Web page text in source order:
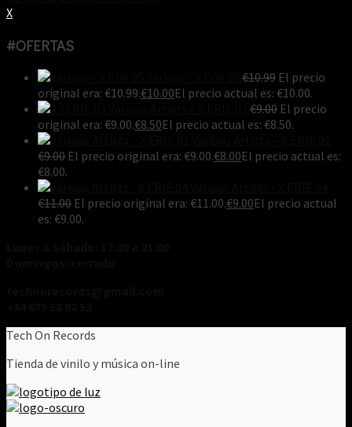
X
#OFERTAS
€10.99 El precio
original era: €10.99.€10.00El precio actual es: €10.00.
€9.00 El precio
original era: €9.00.€8.50El precio actual es: €8.50.
€9.00 El precio original era: €9.00.€8.00El precio actual es:
€8.00.
€11.00 El precio original era: €11.00.€9.00El precio actual
es: €9.00.
Tech On Records
Tienda de vinilo y música on-line